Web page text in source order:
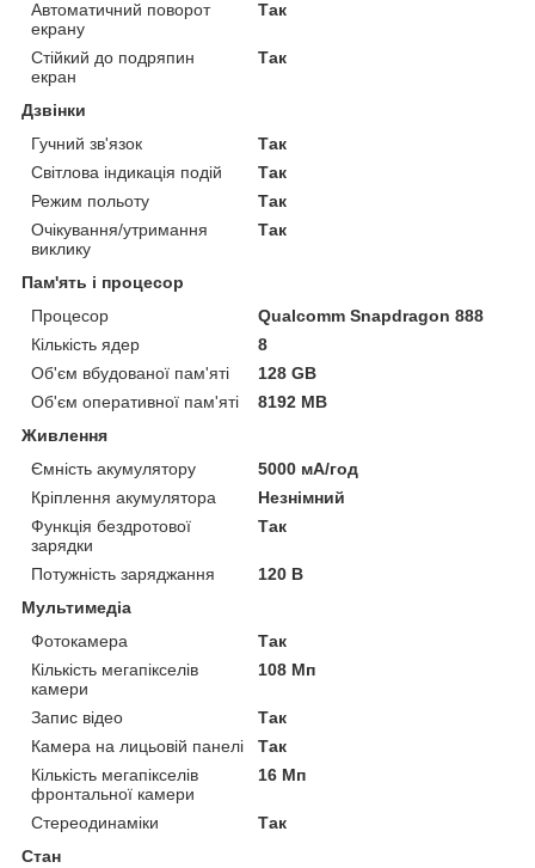
Автоматичний поворот
екрану
Так
Стійкий до подряпин
екран
Так
Дзвінки
Гучний зв'язок
Так
Світлова індикація подій
Так
Режим польоту
Так
Очікування/утримання
виклику
Так
Пам'ять і процесор
Процесор
Qualcomm Snapdragon 888
Кількість ядер
8
Об'єм вбудованої пам'яті
128 GB
Об'єм оперативної пам'яті
8192 MB
Живлення
Ємність акумулятору
5000 мА/год
Кріплення акумулятора
Незнімний
Функція бездротової
зарядки
Так
Потужність заряджання
120 В
Мультимедіа
Фотокамера
Так
Кількість мегапікселів
камери
108 Мп
Запис відео
Так
Камера на лицьовій панелі
Так
Кількість мегапікселів
фронтальної камери
16 Мп
Стереодинаміки
Так
Стан